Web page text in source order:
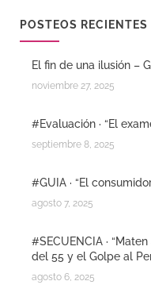
POSTEOS RECIENTES
El fin de una ilusión –
noviembre 27, 2025
#Evaluación · “El
septiembre 8, 2025
#GUIA · “El
agosto 7, 2025
#SECUENCIA ·
del 55 y el Golpe al
agosto 6, 2025